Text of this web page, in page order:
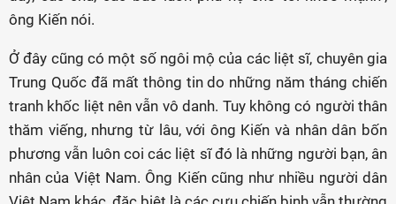
ông Kiến nói.
Ở đây cũng có một số ngôi mộ của các liệt sĩ, chuyên gia
Trung Quốc đã mất thông tin do những năm tháng chiến
tranh khốc liệt nên vẫn vô danh. Tuy không có người thân
thăm viếng, nhưng từ lâu, với ông Kiến và nhân dân bốn
phương vẫn luôn coi các liệt sĩ đó là những người bạn, ân
nhân của Việt Nam. Ông Kiến cũng như nhiều người dân